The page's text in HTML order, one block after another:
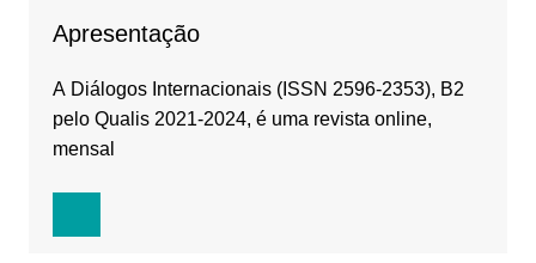
Apresentação
A Diálogos Internacionais (ISSN 2596-2353), B2
pelo Qualis 2021-2024, é uma revista online,
mensal